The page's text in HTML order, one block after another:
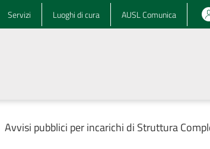
Servizi Luoghi di cura AUSL Comunica
Avvisi pubblici per incarichi di Struttura